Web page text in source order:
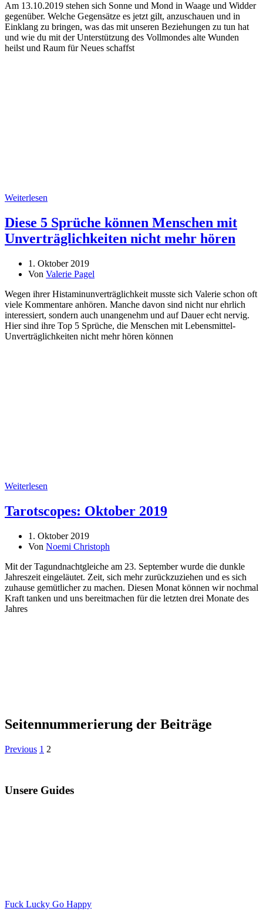
Am 13.10.2019 stehen sich Sonne und Mond in Waage und Widder
gegenüber. Welche Gegensätze es jetzt gilt, anzuschauen und in
Einklang zu bringen, was das mit unseren Beziehungen zu tun hat
und wie du mit der Unterstützung des Vollmondes alte Wunden
heilst und Raum für Neues schaffst
Weiterlesen
Diese 5 Sprüche können Menschen mit
Unverträglichkeiten nicht mehr hören
1. Oktober 2019
Von Valerie Pagel
Wegen ihrer Histaminunverträglichkeit musste sich Valerie schon oft
viele Kommentare anhören. Manche davon sind nicht nur ehrlich
interessiert, sondern auch unangenehm und auf Dauer echt nervig.
Hier sind ihre Top 5 Sprüche, die Menschen mit Lebensmittel-
Unverträglichkeiten nicht mehr hören können
Weiterlesen
Tarotscopes: Oktober 2019
1. Oktober 2019
Von Noemi Christoph
Mit der Tagundnachtgleiche am 23. September wurde die dunkle
Jahreszeit eingeläutet. Zeit, sich mehr zurückzuziehen und es sich
zuhause gemütlicher zu machen. Diesen Monat können wir nochmal
Kraft tanken und uns bereitmachen für die letzten drei Monate des
Jahres
Seitennummerierung der Beiträge
Previous 1 2
Unsere Guides
Fuck Lucky Go Happy